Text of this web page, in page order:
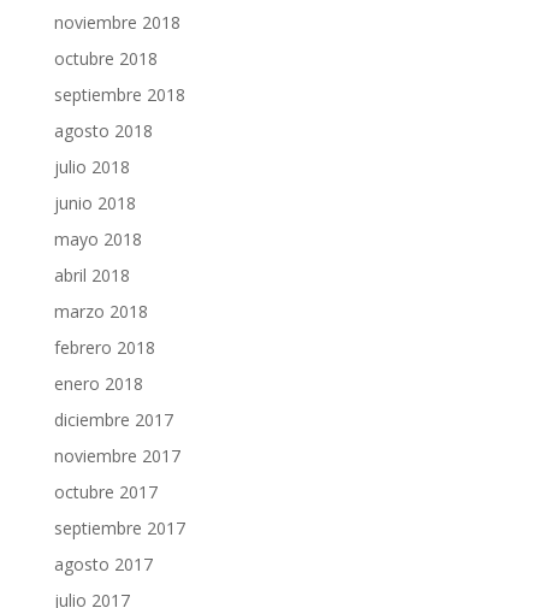
noviembre 2018
octubre 2018
septiembre 2018
agosto 2018
julio 2018
junio 2018
mayo 2018
abril 2018
marzo 2018
febrero 2018
enero 2018
diciembre 2017
noviembre 2017
octubre 2017
septiembre 2017
agosto 2017
julio 2017